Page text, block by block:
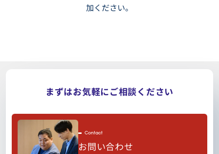
加ください。
まずはお気軽にご相談ください
Contact
お問い合わせ